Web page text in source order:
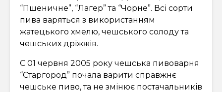
“Пшеничне”, “Лагер” та “Чорне”. Всі сорти
пива варяться з використанням
жатецького хмелю, чешського солоду та
чешських дріжжів.
С 01 червня 2005 року чешська пивоварня
“Старгород” почала варити справжнє
чешське пиво, та не змінює постачальників